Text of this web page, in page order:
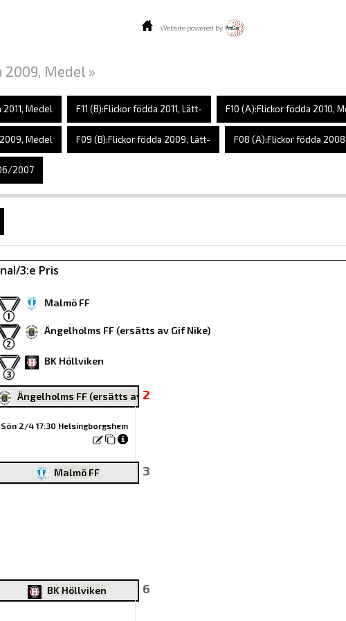
Website powered by
Medel »
2011, Medel F11 (B):Flickor födda 2011, Lätt- F10 (A):Flickor födda 2010,
Medel F09 (B):Flickor födda 2009, Lätt- F08 (A):Flickor födda
2007
3:e Pris
Ängelholms FF (ersätts av Gif Nike)
2
Sön 2/4 17:30 Helsingborgshem
Malmö FF 3
Malmö FF
Ängelholms FF (ersätts av Gif Nike)
BK Höllviken 6
BK Höllviken